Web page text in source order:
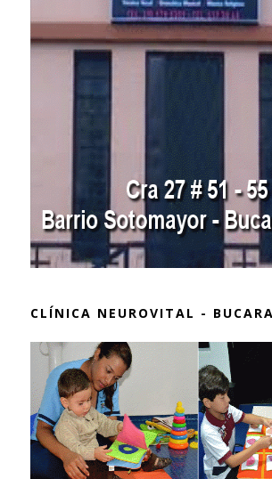
CLÍNICA NEUROVITAL -